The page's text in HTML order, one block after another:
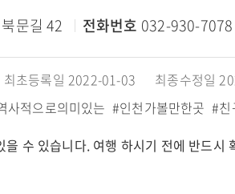
문길 42 전화번호 032-930-7078
최초등록일 2022-01-03
최종수정일
사적으로의미있는 #인천가볼만한곳 #친
수 있습니다. 여행 하시기 전에 반드시